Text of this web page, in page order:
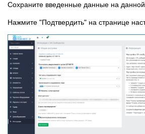
Сохраните введенные данные на
Нажмите "Подтвердить" на странице